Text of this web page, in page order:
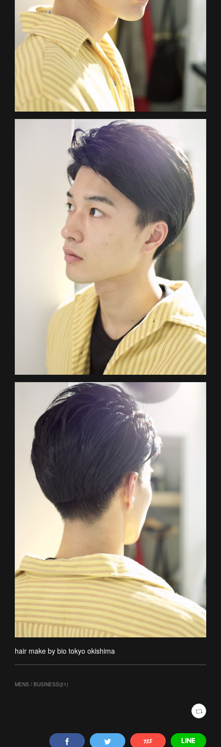
hair make by bio tokyo okishima
MENS / BUSINESS(21)